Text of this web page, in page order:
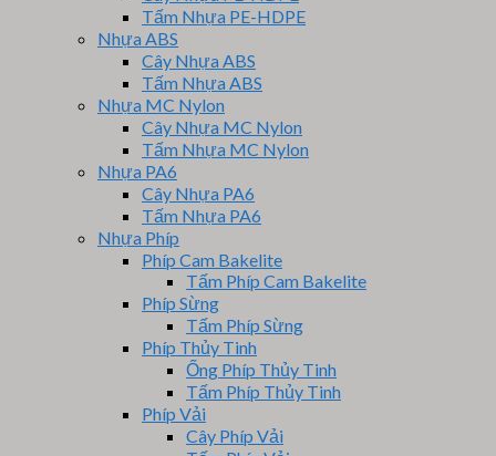
Tấm Nhựa PE-HDPE
Nhựa ABS
Cây Nhựa ABS
Tấm Nhựa ABS
Nhựa MC Nylon
Cây Nhựa MC Nylon
Tấm Nhựa MC Nylon
Nhựa PA6
Cây Nhựa PA6
Tấm Nhựa PA6
Nhựa Phíp
Phíp Cam Bakelite
Tấm Phíp Cam Bakelite
Phíp Sừng
Tấm Phíp Sừng
Phíp Thủy Tinh
Ống Phíp Thủy Tinh
Tấm Phíp Thủy Tinh
Phíp Vải
Cây Phíp Vải